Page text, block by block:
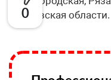
0
Тамбовская области.